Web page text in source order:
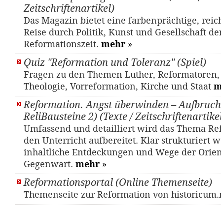
Zeitschriftenartikel)
Das Magazin bietet eine farbenprächtige,
Reise durch Politik, Kunst und Gesellschaft
Reformationszeit. mehr »
Quiz "Reformation und Toleranz" (Spiel)
Fragen zu den Themen Luther,
Theologie, Vorreformation, Kirche und Staat
Reformation. Angst überwinden –
ReliBausteine 2) (Texte /
Umfassend und detailliert wird das Thema
den Unterricht aufbereitet. Klar strukturiert
inhaltliche Entdeckungen und Wege der
Gegenwart. mehr »
Reformationsportal (Online Themenseite)
Themenseite zur Reformation von